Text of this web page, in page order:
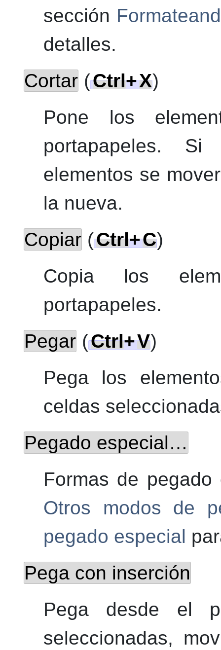
sección
detalles.
Cortar (Ctrl+X)
Pone los
portapapeles. Si
elementos se
la nueva.
Copiar (Ctrl+C)
Copia los
portapapeles.
Pegar (Ctrl+V)
Pega los
celdas
Pegado especial…
Formas de pegado
Otros modos de
pegado especial
Pega con inserción
Pega desde el
seleccionadas,